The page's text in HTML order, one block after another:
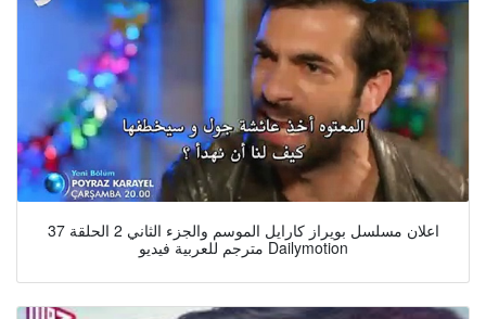
اعلان مسلسل بويراز كارايل الموسم والجزء الثاني 2 الحلقة 37
مترجم للعربية فيديو Dailymotion